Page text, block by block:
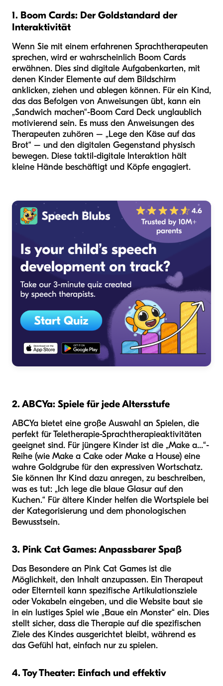
1. Boom Cards: Der Goldstandard der
Interaktivität
Wenn Sie mit einem erfahrenen Sprachtherapeuten
sprechen, wird er wahrscheinlich Boom Cards
erwähnen. Dies sind digitale Aufgabenkarten, mit
denen Kinder Elemente auf dem Bildschirm
anklicken, ziehen und ablegen können. Für ein Kind,
das das Befolgen von Anweisungen übt, kann ein
„Sandwich machen“-Boom Card Deck unglaublich
motivierend sein. Es muss den Anweisungen des
Therapeuten zuhören – „Lege den Käse auf das
Brot“ – und den digitalen Gegenstand physisch
bewegen. Diese taktil-digitale Interaktion hält
kleine Hände beschäftigt und Köpfe engagiert.
2. ABCYa: Spiele für jede Altersstufe
ABCYa bietet eine große Auswahl an Spielen, die
perfekt für Teletherapie-Sprachtherapieaktivitäten
geeignet sind. Für jüngere Kinder ist die „Make a...“-
Reihe (wie Make a Cake oder Make a House) eine
wahre Goldgrube für den expressiven Wortschatz.
Sie können Ihr Kind dazu anregen, zu beschreiben,
was es tut: „Ich lege die blaue Glasur auf den
Kuchen.“ Für ältere Kinder helfen die Wortspiele bei
der Kategorisierung und dem phonologischen
Bewusstsein.
3. Pink Cat Games: Anpassbarer Spaß
Das Besondere an Pink Cat Games ist die
Möglichkeit, den Inhalt anzupassen. Ein Therapeut
oder Elternteil kann spezifische Artikulationsziele
oder Vokabeln eingeben, und die Website baut sie
in ein lustiges Spiel wie „Baue ein Monster“ ein. Dies
stellt sicher, dass die Therapie auf die spezifischen
Ziele des Kindes ausgerichtet bleibt, während es
das Gefühl hat, einfach nur zu spielen.
4. Toy Theater: Einfach und effektiv